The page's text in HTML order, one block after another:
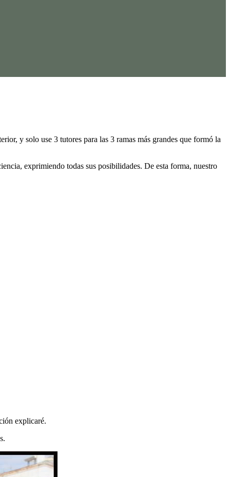
y solo use 3 tutores para las 3 ramas más grandes que formó la
exprimiendo todas sus posibilidades. De esta forma, nuestro
explicaré.